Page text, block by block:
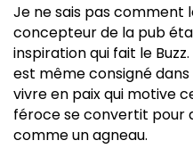
Je ne sais pas comment
concepteur de la pub
inspiration qui fait le
est même consigné dans
vivre en paix qui motive
féroce se convertit pour
comme un agneau.